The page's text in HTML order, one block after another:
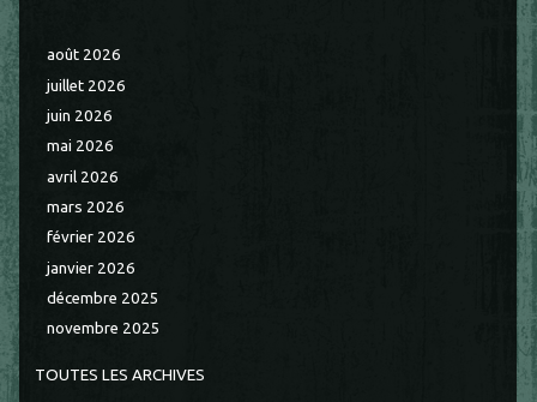
août 2026
juillet 2026
juin 2026
mai 2026
avril 2026
mars 2026
février 2026
janvier 2026
décembre 2025
novembre 2025
TOUTES LES ARCHIVES